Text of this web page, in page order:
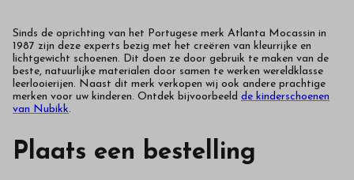
Sinds de oprichting van het Portugese merk Atlanta Mocassin in
1987 zijn deze experts bezig met het creëren van kleurrijke en
lichtgewicht schoenen. Dit doen ze door gebruik te maken van de
beste, natuurlijke materialen door samen te werken wereldklasse
leerlooierijen. Naast dit merk verkopen wij ook andere prachtige
merken voor uw kinderen. Ontdek bijvoorbeeld de kinderschoenen
van Nubikk.
Plaats een bestelling